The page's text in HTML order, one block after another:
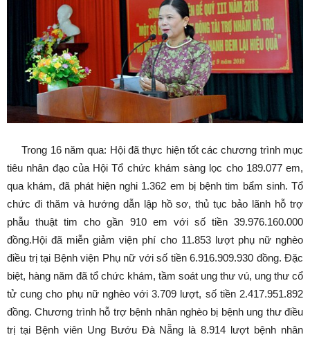
Trong 16 năm qua: Hội đã thực hiện tốt các chương trình mục
tiêu nhân đạo của Hội Tổ chức khám sàng lọc cho 189.077 em,
qua khám, đã phát hiện nghi 1.362 em bị bệnh tim bẩm sinh. Tổ
chức đi thăm và hướng dẫn lập hồ sơ, thủ tục bảo lãnh hỗ trợ
phẫu thuật tim cho gần 910 em với số tiền 39.976.160.000
đồng.Hội đã miễn giảm viện phí cho 11.853 lượt phụ nữ nghèo
điều trị tại Bệnh viện Phụ nữ với số tiền 6.916.909.930 đồng. Đặc
biệt, hàng năm đã tổ chức khám, tầm soát ung thư vú, ung thư cổ
tử cung cho phụ nữ nghèo với 3.709 lượt, số tiền 2.417.951.892
đồng. Chương trình hỗ trợ bệnh nhân nghèo bị bệnh ung thư điều
trị tại Bệnh viên Ung Bướu Đà Nẵng là 8.914 lượt bệnh nhân